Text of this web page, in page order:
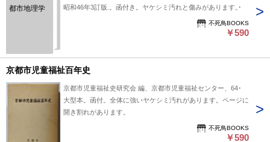
都市地理学
昭和46年3訂版.。函付き。ヤケシミ汚れと傷みがあります。
不死鳥BOOKS
￥590
京都市児童福祉百年史
京都市児童福祉史研究会 編、京都市児童福祉センター、645
大型本。函付。全体に強いヤケシミ汚れがあります。ページに
開き割れがあります。
不死鳥BOOKS
￥590